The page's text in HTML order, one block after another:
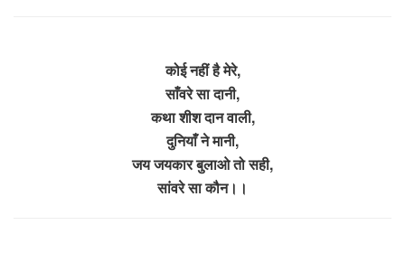
कोई नहीं है मेरे,
साँवरे सा दानी,
कथा शीश दान वाली,
दुनियाँ ने मानी,
जय जयकार बुलाओ तो सही,
सांवरे सा कौन।।